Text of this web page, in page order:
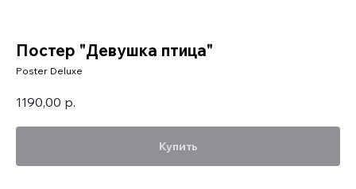
Постер "Девушка птица"
Poster Deluxe
1190,00 р.
Купить